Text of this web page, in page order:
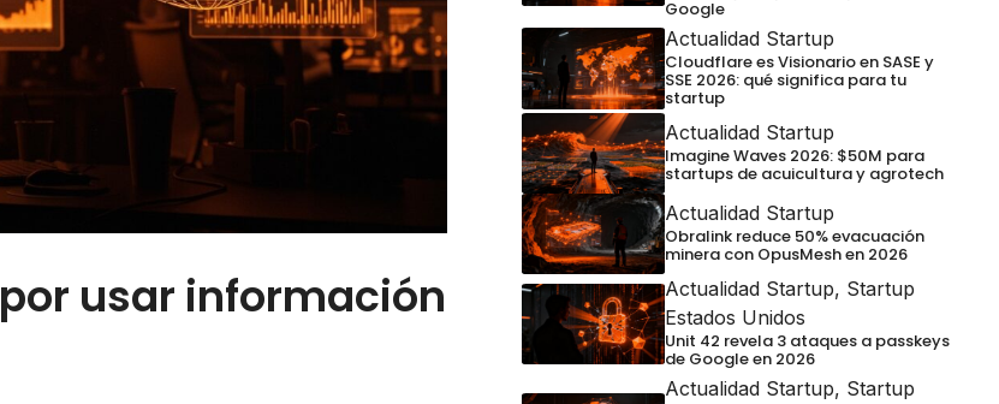
usar información
Google
Actualidad Startup
Cloudflare es Visionario en SASE y
SSE 2026: qué significa para tu
startup
Actualidad Startup
Imagine Waves 2026: $50M para
startups de acuicultura y agrotech
Actualidad Startup
Obralink reduce 50% evacuación
minera con OpusMesh en 2026
Actualidad Startup, Startup
Estados Unidos
Unit 42 revela 3 ataques a passkeys
de Google en 2026
Actualidad Startup, Startup